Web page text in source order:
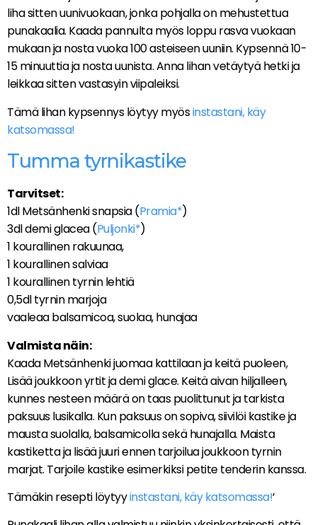
liha sitten uunivuokaan, jonka pohjalla on mehustettua
punakaalia. Kaada pannulta myös loppu rasva vuokaan
mukaan ja nosta vuoka 100 asteiseen uuniin. Kypsennä 10-
15 minuuttia ja nosta uunista. Anna lihan vetäytyä hetki ja
leikkaa sitten vastasyin viipaleiksi.
Tämä lihan kypsennys löytyy myösinstastani, käy
katsomassa!
Tumma tyrnikastike
Tarvitset:
1dl Metsänhenki snapsia (Pramia*)
3dl demi glacea (Puljonki*)
1 kourallinen rakuunaa,
1 kourallinen salviaa
1 kourallinen tyrnin lehtiä
0,5dl tyrnin marjoja
vaaleaa balsamicoa, suolaa, hunajaa
Valmista näin:
Kaada Metsänhenki juomaa kattilaan ja keitä puoleen,
Lisää joukkoon yrtit ja demi glace. Keitä aivan hiljalleen,
kunnes nesteen määrä on taas puolittunut ja tarkista
paksuus lusikalla. Kun paksuus on sopiva, siivilöi kastike ja
mausta suolalla, balsamicolla sekä hunajalla. Maista
kastiketta ja lisää juuri ennen tarjoilua joukkoon tyrnin
marjat. Tarjoile kastike esimerkiksi petite tenderin kanssa.
Tämäkin resepti löytyyinstastani, käy katsomassa!’